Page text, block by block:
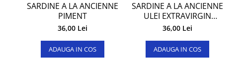
SARDINE A LA ANCIENNE
PIMENT
36,00 Lei
ADAUGA IN COS
SARDINE A LA ANCIENNE
ULEI EXTRAVIRGIN
MASLINE
36,00 Lei
ADAUGA IN COS